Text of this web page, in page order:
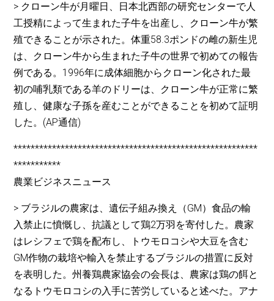
> クローン牛が月曜日、日本北西部の研究センターで人
工授精によって生まれた子牛を出産し、クローン牛が繁
殖できることが示された。体重58.3ポンドの雌の新生児
は、クローン牛から生まれた子牛の世界で初めての報告
例である。1996年に成体細胞からクローン化された最
初の哺乳類である羊のドリーは、クローン牛が正常に繁
殖し、健康な子孫を産むことができることを初めて証明
した。(AP通信)
*********************************************************
***********
農業ビジネスニュース
> ブラジルの農家は、遺伝子組み換え（GM）食品の輸
入禁止に憤慨し、抗議として鶏2万羽を寄付した。農家
はレシフェで鶏を配布し、トウモロコシや大豆を含む
GM作物の栽培や輸入を禁止するブラジルの措置に反対
を表明した。州養鶏農家協会の会長は、農家は鶏の餌と
なるトウモロコシの入手に苦労していると述べた。アナ